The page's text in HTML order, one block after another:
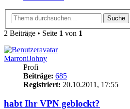
Suche
2 Beiträge • Seite 1 von 1
MarroniJohny
Profi
Beiträge: 685
Registriert: 20.10.2011, 17:55
habt Ihr VPN geblockt?